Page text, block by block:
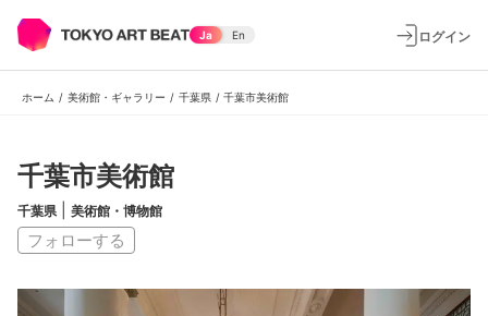
Ja En ログイン
ホーム / 美術館・ギャラリー / 千葉県 / 千葉市美術館
千葉市美術館
千葉県 美術館・博物館
フォローする